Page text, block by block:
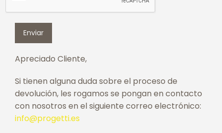
Apreciado Cliente,
Si tienen alguna duda sobre el proceso de
devolución, les rogamos se pongan en contacto
con nosotros en el siguiente correo electrónico:
info@progetti.es